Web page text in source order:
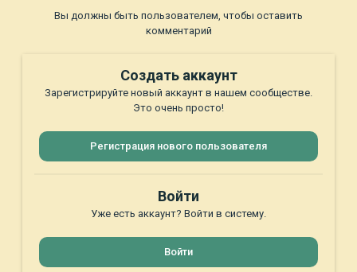
Вы должны быть пользователем, чтобы оставить
комментарий
Создать аккаунт
Зарегистрируйте новый аккаунт в нашем сообществе.
Это очень просто!
Регистрация нового пользователя
Войти
Уже есть аккаунт? Войти в систему.
Войти